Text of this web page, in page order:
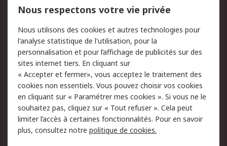
du site
Politique de protection
des données - Mise à
jour
Sécurité des E-mails
Conditions générales
de vente
Politique anti-
corruption
Campagnes marketing
A propos de RS
Nous respectons votre vie privée
Nous utilisons des cookies et autres technologies pour
l'analyse statistique de l'utilisation, pour la
personnalisation et pour l’affichage de publicités sur des
sites internet tiers. En cliquant sur
« Accepter et fermer», vous acceptez le traitement des
cookies non essentiels. Vous pouvez choisir vos cookies
en cliquant sur « Paramétrer mes cookies ». Si vous ne le
souhaitez pas, cliquez sur « Tout refuser ». Cela peut
limiter l’accès à certaines fonctionnalités. Pour en savoir
plus, consultez notre politique de cookies.